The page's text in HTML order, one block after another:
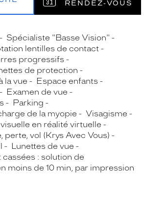
RENDEZ‑VOUS
Spécialiste "Basse Vision"
lentilles de contact
progressifs
de protection
la vue
Espace enfants
Examen de vue
Parking
de la myopie
Visagisme
en réalité virtuelle
perte, vol (Krys Avec Vous)
Lunettes de vue
: solution de
moins de 10 min, par impression